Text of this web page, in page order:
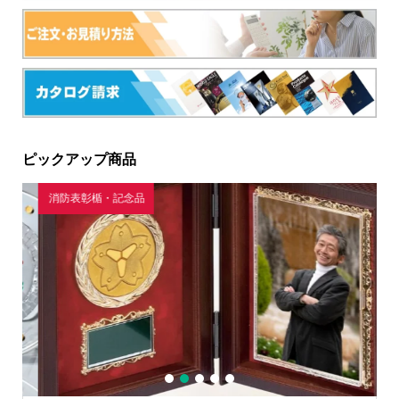
ピックアップ商品
消防表彰楯・記念品
1 2 3 4 5